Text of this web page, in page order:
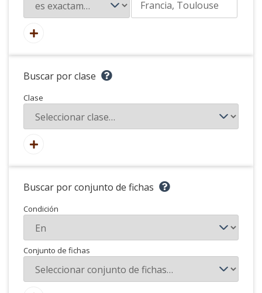
Buscar por clase
Clase
Buscar por conjunto de fichas
Condición
Conjunto de fichas